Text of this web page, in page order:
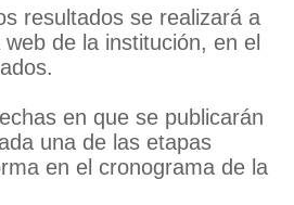
resultados se realizará a
de la institución, en el
en que se publicarán
una de las etapas
en el cronograma de la